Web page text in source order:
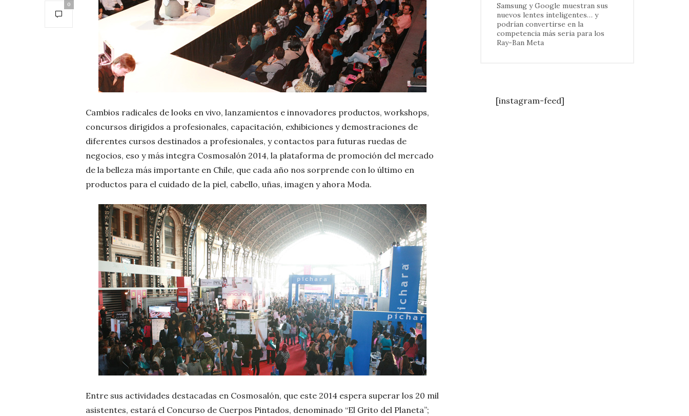
0
Cambios radicales de looks en vivo, lanzamientos e innovadores productos, workshops,
concursos dirigidos a profesionales, capacitación, exhibiciones y demostraciones de
diferentes cursos destinados a profesionales, y contactos para futuras ruedas de
negocios, eso y más integra Cosmosalón 2014, la plataforma de promoción del mercado
de la belleza más importante en Chile, que cada año nos sorprende con lo último en
productos para el cuidado de la piel, cabello, uñas, imagen y ahora Moda.
Entre sus actividades destacadas en Cosmosalón, que este 2014 espera superar los 20 mil
asistentes, estará el Concurso de Cuerpos Pintados, denominado “El Grito del Planeta”;
Samsung y Google muestran sus
nuevos lentes inteligentes… y
podrían convertirse en la
competencia más seria para los
Ray-Ban Meta
[instagram-feed]